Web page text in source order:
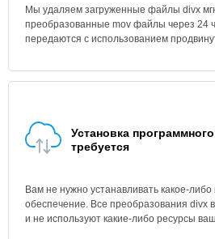
Мы удаляем загруженные файлы divx
преобразованные mov файлы через 24
передаются с использованием
Установка
требуется
Вам не нужно устанавливать какое-
обеспечение. Все преобразования divx
и не используют какие-либо ресурсы